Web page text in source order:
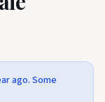
ago. Some